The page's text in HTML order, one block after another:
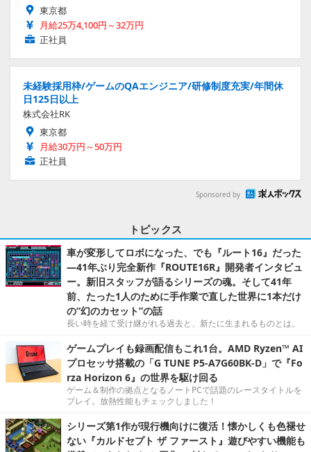
東京都
月給25万4,100円～32万円
正社員
未経験採用枠/ゲームのQAエンジニア/研修制度充実/年間休
日125日以上
株式会社RK
東京都
月給30万円～50万円
正社員
Sponsored by
トピックス
車が変形してロボになった、でも『ルート16』だった
―41年ぶり完全新作『ROUTE16R』開発者インタビュ
ー。新旧スタッフが語るシリーズの魂。そして41年
前、たった1人のために手作業で直した世界に1本だけ
の“幻のカセット”の話
長い時を経て受け継がれる過去と、新たに生まれるものとは。
ゲームプレイも録画配信もこれ1台。AMD Ryzen™ AI
プロセッサ搭載の「G TUNE P5-A7G60BK-D」で『Fo
rza Horizon 6』の世界を駆け回る
ゲーム＆制作の拠点となるノートPCで話題のレースタイトルを
プレイ。放熱性能もチェックしました！
シリーズ第1作が現行機向けに復活！懐かしくも色褪せ
ない『カルドセプト ザ ファースト』遊びやすい機能も